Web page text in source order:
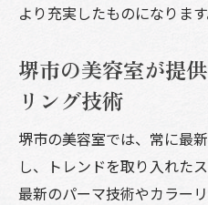
より充実したものになります
堺市の美容室が提
リング技術
堺市の美容室では、常に最
し、トレンドを取り入れた
最新のパーマ技術やカラー